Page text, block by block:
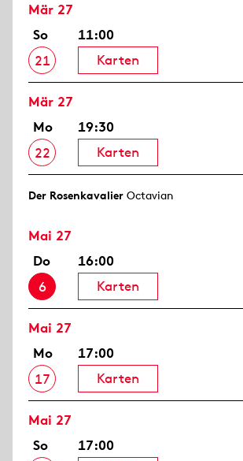
Mär 27
So
21
11:00
Karten
Mär 27
Mo
22
19:30
Karten
Der Rosen­kavalier Octavian
Mai 27
Do
6
16:00
Karten
Mai 27
Mo
17
17:00
Karten
Mai 27
So
17:00